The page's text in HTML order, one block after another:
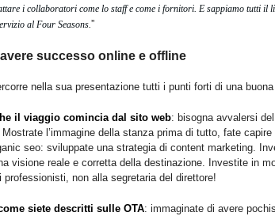
i collaboratori come lo staff e come i fornitori. E sappiamo tutti il
al Four Seasons.”
successo online e offline
nella sua presentazione tutti i punti forti di una
il viaggio comincia dal sito web: bisogna avvalersi
l’immagine della stanza prima di tutto, fate
seo: sviluppate una strategia di content marketing.
visione reale e corretta della destinazione. Investite in
professionisti, non alla segretaria del direttore!
siete descritti sulle OTA: immaginate di avere